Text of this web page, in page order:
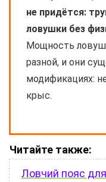
не придётся:
ловушки без
Мощность
разной, и они
модификациях:
крыс.
Читайте также:
Ловчий пояс